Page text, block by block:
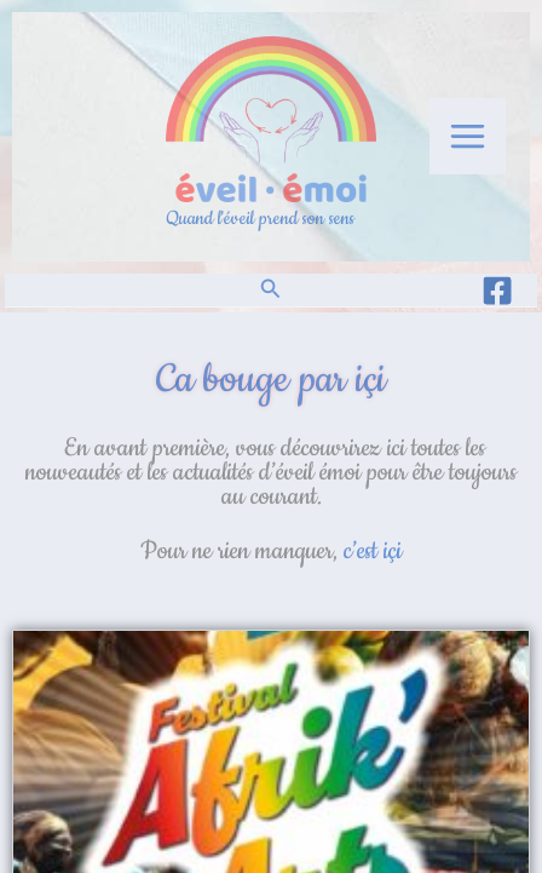
Aller
Quand l'éveil prend son sens
Rechercher
Ca bouge par içi
En avant première, vous découvrirez ici toutes les
nouveautés et les actualités d’éveil émoi pour être toujours
au courant.
Pour ne rien manquer, c’est içi